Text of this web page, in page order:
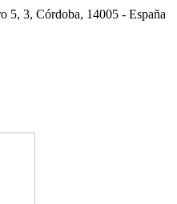
5, 3, Córdoba, 14005 - España